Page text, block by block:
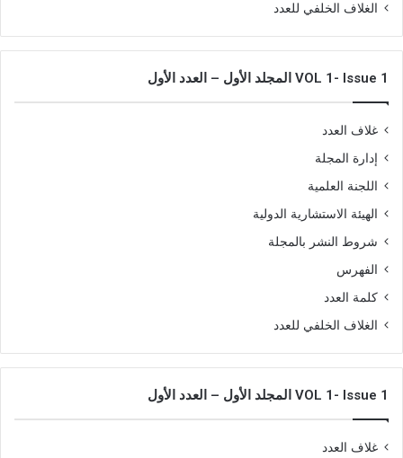
الغلاف الخلفي للعدد
VOL 1- Issue 1 المجلد الأول – العدد الأول
غلاف العدد
إدارة المجلة
اللجنة العلمية
الهيئة الاستشارية الدولية
شروط النشر بالمجلة
الفهرس
كلمة العدد
الغلاف الخلفي للعدد
VOL 1- Issue 1 المجلد الأول – العدد الأول
غلاف العدد